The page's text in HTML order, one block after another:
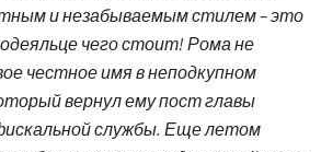
и незабываемым стилем – это
чего стоит! Рома не
честное имя в неподкупном
вернул ему пост главы
службы. Еще летом